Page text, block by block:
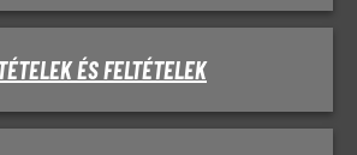
ÉS FELTÉTELEK